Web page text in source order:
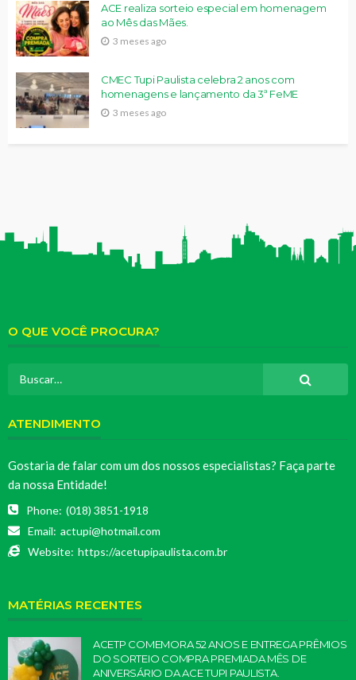
ACE realiza sorteio especial em homenagem
ao Mês das Mães.
3 meses ago
CMEC Tupi Paulista celebra 2 anos com
homenagens e lançamento da 3ª FeME
3 meses ago
O QUE VOCÊ PROCURA?
ATENDIMENTO
Gostaria de falar com um dos nossos especialistas? Faça parte
da nossa Entidade!
Phone: (018) 3851-1918
Email: actupi@hotmail.com
Website: https://acetupipaulista.com.br
MATÉRIAS RECENTES
ACETP COMEMORA 52 ANOS E ENTREGA PRÊMIOS
DO SORTEIO COMPRA PREMIADA MÊS DE
ANIVERSÁRIO DA ACE TUPI PAULISTA.